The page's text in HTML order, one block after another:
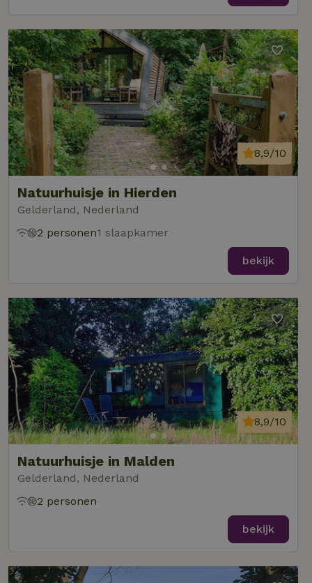
Natuurhuisje in Hierden
Gelderland, Nederland
8,9/10
2 personen1 slaapkamer
bekijk
Natuurhuisje in Malden
Gelderland, Nederland
8,9/10
2 personen
bekijk